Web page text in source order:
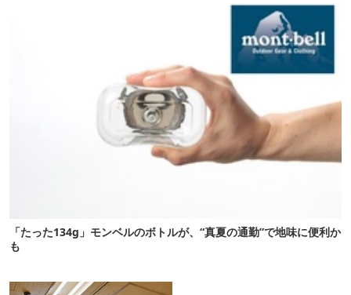
「たった134g」モンベルのボトルが、“真夏の通勤”で地味に便利か
も